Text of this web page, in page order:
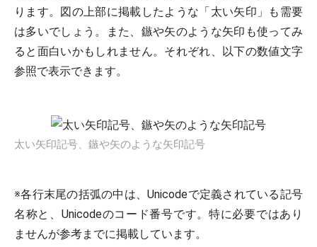
ります。図の上部に掲載したような「太い矢印」も需要
は多いでしょう。また、鏃や矢のような矢印も使ってみ
ると面白いかもしれません。それぞれ、以下の数値文字
参照で表示できます。
太い矢印記号、鏃や矢のような矢印記号
※各行末尾の括弧の中は、Unicodeで定義されている記号
名称と、Unicodeのコード番号です。特に必要ではあり
ませんが参考までに掲載しています。